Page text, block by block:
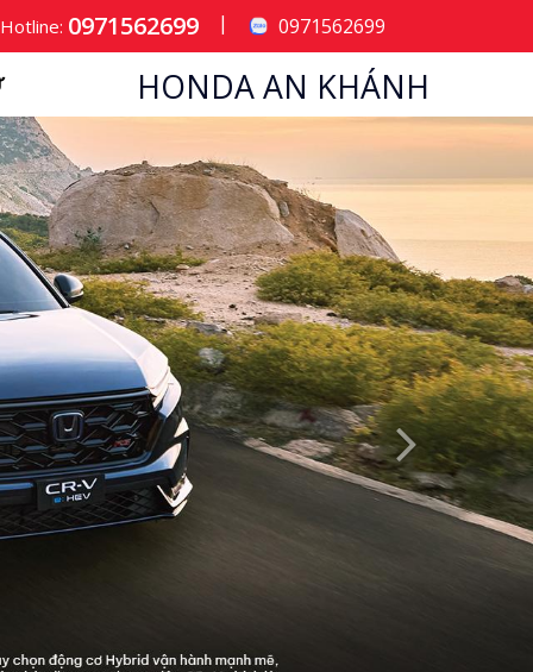
Hotline: 0971562699 | 0971562699
HONDA AN KHÁNH
Next